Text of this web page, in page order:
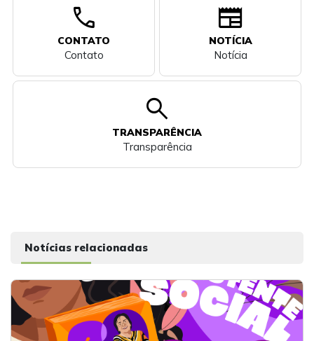
call
CONTATO
Contato
newspaper
NOTÍCIA
Notícia
search
TRANSPARÊNCIA
Transparência
Notícias relacionadas